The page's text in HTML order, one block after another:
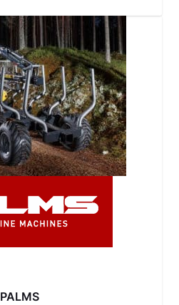
PALMS